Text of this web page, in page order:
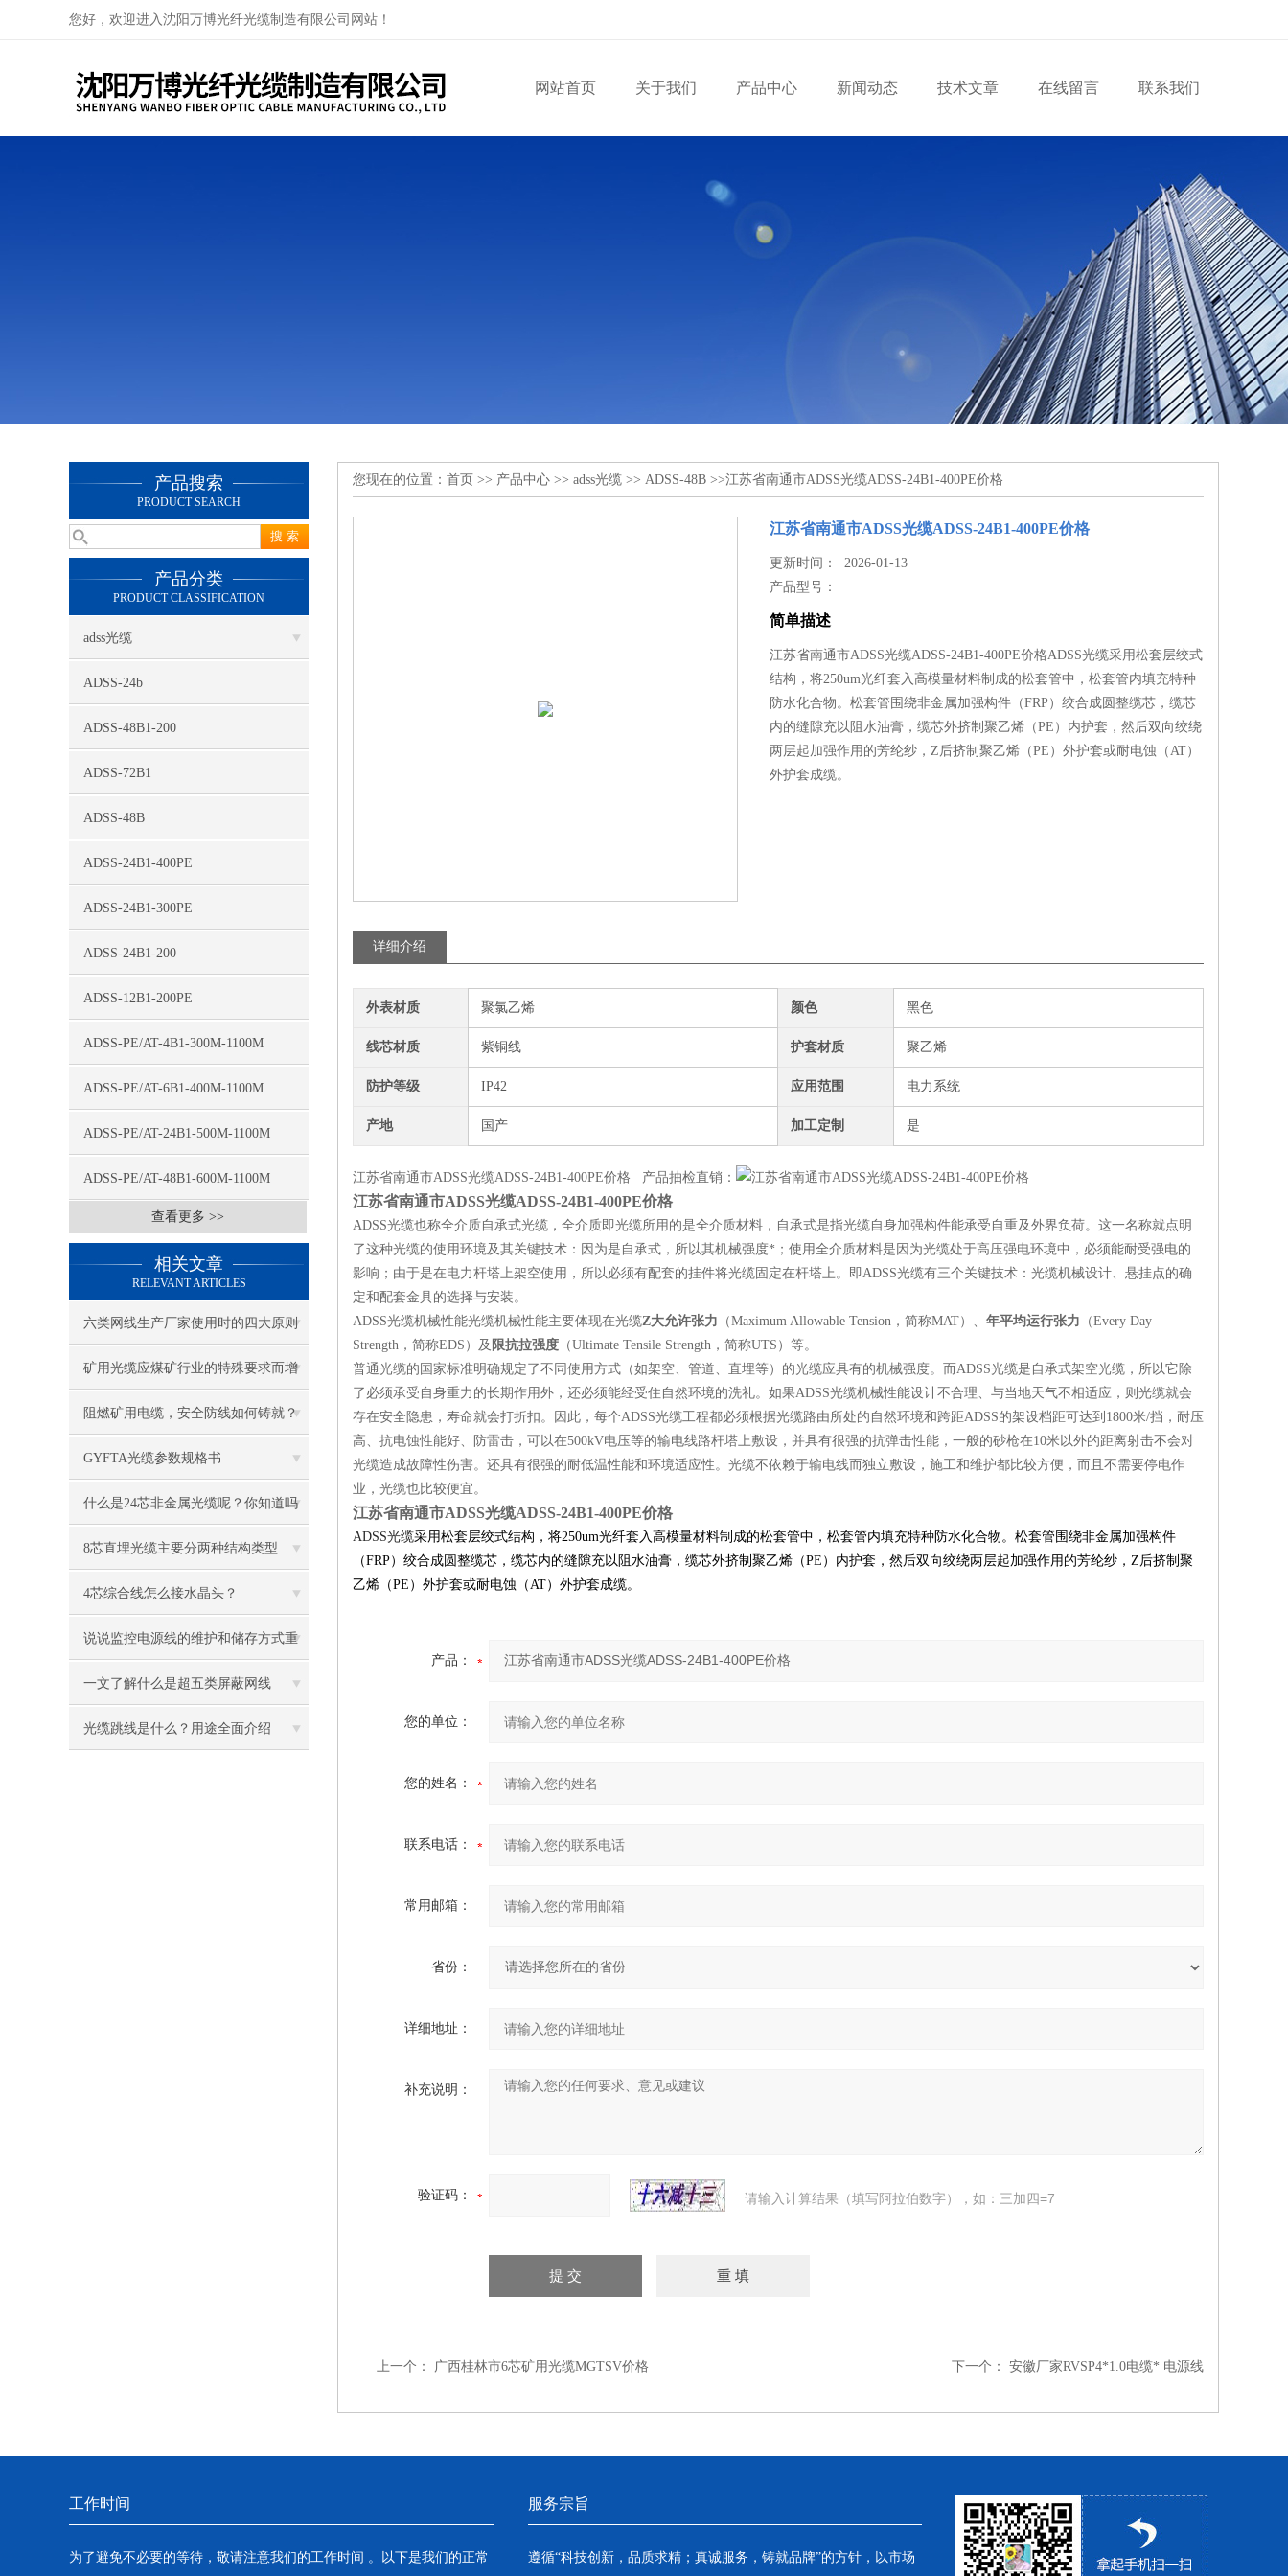
您好，欢迎进入沈阳万博光纤光缆制造有限公司网站！
网站首页 关于我们 产品中心 新闻动态 技术文章 在线留言 联系我们
产品搜索
PRODUCT SEARCH
产品分类
PRODUCT CLASSIFICATION
adss光缆
ADSS-24b
ADSS-48B1-200
ADSS-72B1
ADSS-48B
ADSS-24B1-400PE
ADSS-24B1-300PE
ADSS-24B1-200
ADSS-12B1-200PE
ADSS-PE/AT-4B1-300M-1100M
ADSS-PE/AT-6B1-400M-1100M
ADSS-PE/AT-24B1-500M-1100M
ADSS-PE/AT-48B1-600M-1100M
查看更多 >>
相关文章
RELEVANT ARTICLES
六类网线生产厂家使用时的四大原则
矿用光缆应煤矿行业的特殊要求而增
设了许多特殊性能
阻燃矿用电缆，安全防线如何铸就？
GYFTA光缆参数规格书
什么是24芯非金属光缆呢？你知道吗
8芯直埋光缆主要分两种结构类型
4芯综合线怎么接水晶头？
说说监控电源线的维护和储存方式重
要
一文了解什么是超五类屏蔽网线
光缆跳线是什么？用途全面介绍
您现在的位置： 首页 >> 产品中心 >> adss光缆 >> ADSS-48B >>江苏省南通市ADSS光缆ADSS-24B1-400PE价格
江苏省南通市ADSS光缆ADSS-24B1-400PE价格
更新时间： 2026-01-13
产品型号：
简单描述
江苏省南通市ADSS光缆ADSS-24B1-400PE价格ADSS光缆采用松套层绞式
结构，将250um光纤套入高模量材料制成的松套管中，松套管内填充特种
防水化合物。松套管围绕非金属加强构件（FRP）绞合成圆整缆芯，缆芯
内的缝隙充以阻水油膏，缆芯外挤制聚乙烯（PE）内护套，然后双向绞绕
两层起加强作用的芳纶纱，Z后挤制聚乙烯（PE）外护套或耐电蚀（AT）
外护套成缆。
详细介绍
外表材质 聚氯乙烯 颜色 黑色
线芯材质 紫铜线 护套材质 聚乙烯
防护等级 IP42 应用范围 电力系统
产地 国产 加工定制 是
江苏省南通市ADSS光缆ADSS-24B1-400PE价格 产品抽检直销：
江苏省南通市ADSS光缆ADSS-24B1-400PE价格
ADSS光缆也称全介质自承式光缆，全介质即光缆所用的是全介质材料，自承式是指光缆自身加强构件能承受自重及外界负荷。这一名称就点明
了这种光缆的使用环境及其关键技术：因为是自承式，所以其机械强度*；使用全介质材料是因为光缆处于高压强电环境中，必须能耐受强电的
影响；由于是在电力杆塔上架空使用，所以必须有配套的挂件将光缆固定在杆塔上。即ADSS光缆有三个关键技术：光缆机械设计、悬挂点的确
定和配套金具的选择与安装。
ADSS光缆机械性能光缆机械性能主要体现在光缆Z大允许张力 （Maximum Allowable Tension，简称MAT）、 年平均运行张力 （Every Day
Strength，简称EDS）及 限抗拉强度 （Ultimate Tensile Strength，简称UTS）等。
普通光缆的国家标准明确规定了不同使用方式（如架空、管道、直埋等）的光缆应具有的机械强度。而ADSS光缆是自承式架空光缆，所以它除
了必须承受自身重力的长期作用外，还必须能经受住自然环境的洗礼。如果ADSS光缆机械性能设计不合理、与当地天气不相适应，则光缆就会
存在安全隐患，寿命就会打折扣。因此，每个ADSS光缆工程都必须根据光缆路由所处的自然环境和跨距ADSS的架设档距可达到1800米/挡，耐压
高、抗电蚀性能好、防雷击，可以在500kV电压等的输电线路杆塔上敷设，并具有很强的抗弹击性能，一般的砂枪在10米以外的距离射击不会对
光缆造成故障性伤害。还具有很强的耐低温性能和环境适应性。光缆不依赖于输电线而独立敷设，施工和维护都比较方便，而且不需要停电作
业，光缆也比较便宜。
江苏省南通市ADSS光缆ADSS-24B1-400PE价格
ADSS光缆采用松套层绞式结构，将250um光纤套入高模量材料制成的松套管中，松套管内填充特种防水化合物。松套管围绕非金属加强构件
（FRP）绞合成圆整缆芯，缆芯内的缝隙充以阻水油膏，缆芯外挤制聚乙烯（PE）内护套，然后双向绞绕两层起加强作用的芳纶纱，Z后挤制聚
乙烯（PE）外护套或耐电蚀（AT）外护套成缆。
产品：
您的单位：
您的姓名：
联系电话：
常用邮箱：
省份：
详细地址：
补充说明：
验证码： 请输入计算结果（填写阿拉伯数字），如：三加四=7
上一个： 广西桂林市6芯矿用光缆MGTSV价格 下一个： 安徽厂家RVSP4*1.0电缆* 电源线
工作时间
为了避免不必要的等待，敬请注意我们的工作时间 。以下是我们的正常
服务宗旨
遵循“科技创新，品质求精；真诚服务，铸就品牌”的方针，以市场